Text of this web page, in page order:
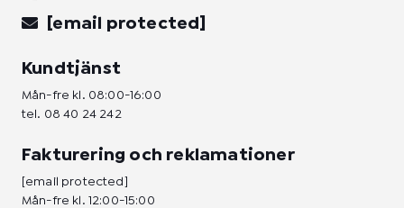
[email protected]
Kundtjänst
Mån-fre kl. 08:00-16:00
tel. 08 40 24 242
Fakturering och reklamationer
[email protected]
Mån-fre kl. 12:00-15:00